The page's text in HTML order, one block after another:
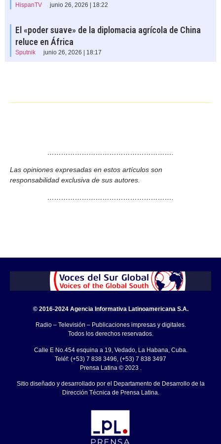
HispanTV junio 26, 2026 | 18:22
El «poder suave» de la diplomacia agrícola de China
reluce en África
Sputnik junio 26, 2026 | 18:17
……………………………………………….
Las opiniones expresadas en estos artículos son
responsabilidad exclusiva de sus autores.
……………………………………………….
© 2016-2024 Agencia Informativa Latinoamericana S.A.
Radio – Televisión – Publicaciones impresas y digitales.
Todos los derechos reservados.
Calle E No.454 esquina a 19, Vedado, La Habana, Cuba.
Teléf: (+53) 7 838 3496, (+53) 7 838 3497
Prensa Latina © 2023 .
Sitio diseñado y desarrollado por el Departamento de Desarrollo de la
Dirección Técnica de Prensa Latina.